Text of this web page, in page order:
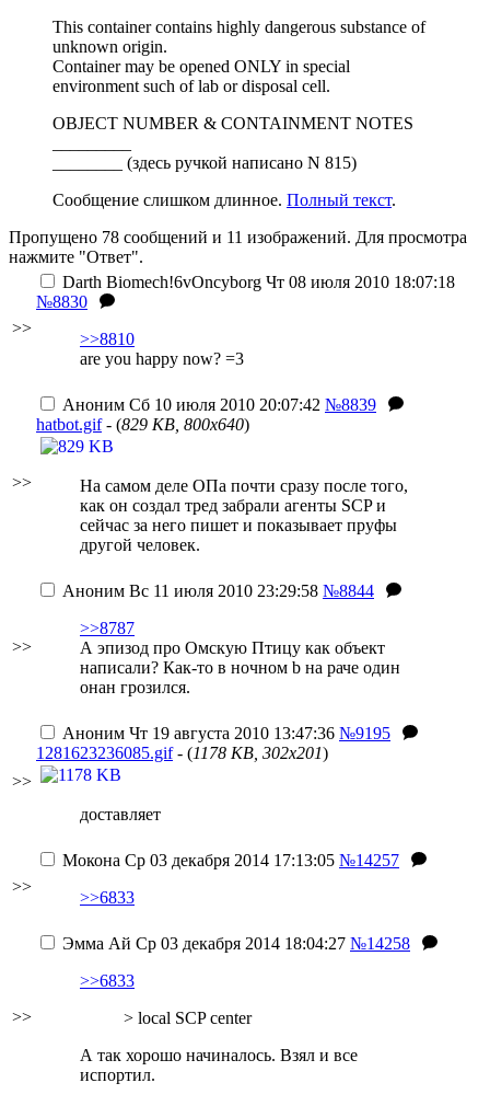
This container contains highly dangerous substance of
unknown origin.
Container may be opened ONLY in special
environment such of lab or disposal cell.
OBJECT NUMBER & CONTAINMENT NOTES
________ (здесь ручкой написано N 815)
Сообщение слишком длинное. Полный текст.
Пропущено 78 сообщений и 11 изображений. Для просмотра
нажмите "Ответ".
>>
Darth Biomech!6vOncyborg Чт 08 июля 2010 18:07:18
№8830
>>8810
are you happy now? =3
>>
Аноним Сб 10 июля 2010 20:07:42 №8839
hatbot.gif- (829 KB, 800x640)
На самом деле ОПа почти сразу после того,
как он создал тред забрали агенты SCP и
сейчас за него пишет и показывает пруфы
другой человек.
>>
Аноним Вс 11 июля 2010 23:29:58 №8844
>>8787
А эпизод про Омскую Птицу как объект
написали? Как-то в ночном b на раче один
онан грозился.
>>
Аноним Чт 19 августа 2010 13:47:36 №9195
1281623236085.gif- (1178 KB, 302x201)
доставляет
>>
Мокона Ср 03 декабря 2014 17:13:05 №14257
>>6833
>>
Эмма Ай Ср 03 декабря 2014 18:04:27 №14258
>>6833
> local SCP center
А так хорошо начиналось. Взял и все
испортил.